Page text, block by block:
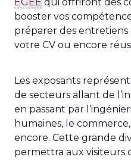
booster vos
préparer des entretiens
votre CV ou encore
Les exposants
de secteurs allant de
en passant par
humaines, le
encore. Cette grande
permettra aux visiteurs